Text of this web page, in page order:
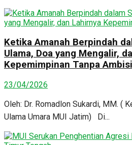
Ketika Amanah Berpindah
Ulama, Doa yang Mengalir,
Kepemimpinan Tanpa Ambisi
23/04/2026
Oleh: Dr. Romadlon Sukardi, MM. (
Ulama Umara MUI Jatim) Di...